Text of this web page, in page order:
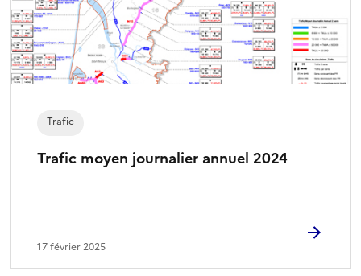
Trafic moyen journalier annuel 2024
Trafic
17 février 2025